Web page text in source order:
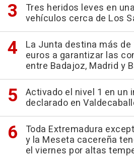
Tres heridos leves en
vehículos cerca de Los
La Junta destina más
euros a garantizar las
entre Badajoz, Madrid y
Activado el nivel 1 en un
declarado en
Toda Extremadura
y la Meseta cacereña
el viernes por altas